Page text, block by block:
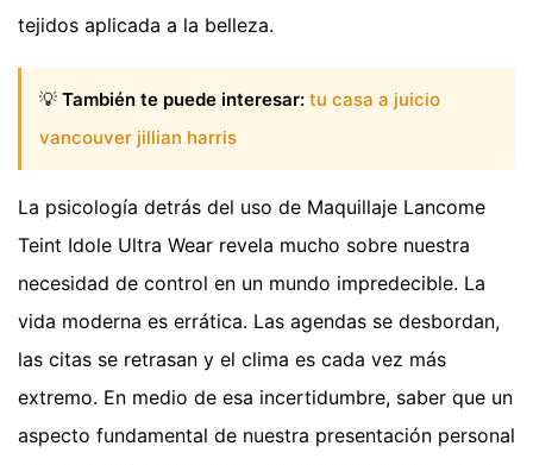
tejidos aplicada a la belleza.
💡 También te puede interesar: tu casa a juicio
vancouver jillian harris
La psicología detrás del uso de Maquillaje Lancome
Teint Idole Ultra Wear revela mucho sobre nuestra
necesidad de control en un mundo impredecible. La
vida moderna es errática. Las agendas se desbordan,
las citas se retrasan y el clima es cada vez más
extremo. En medio de esa incertidumbre, saber que un
aspecto fundamental de nuestra presentación personal